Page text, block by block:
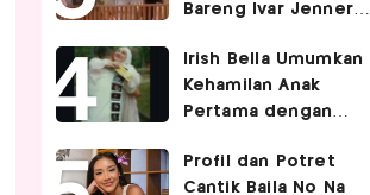
Bareng Ivar Jenner,
Irish Bella Umumkan
Kehamilan Anak
Pertama dengan
Profil dan Potret
Cantik Baila No Na